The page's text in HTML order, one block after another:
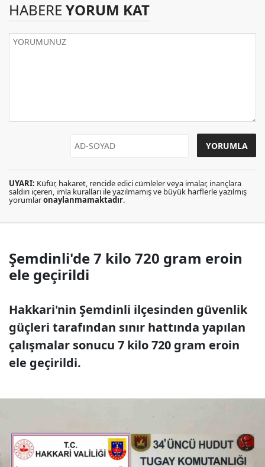
HABERE YORUM KAT
UYARI: Küfür, hakaret, rencide edici cümleler veya imalar, inançlara
saldırı içeren, imla kuralları ile yazılmamış ve büyük harflerle yazılmış
yorumlaronaylanmamaktadır.
Şemdinli'de 7 kilo 720 gram eroin
ele geçirildi
Hakkari'nin Şemdinli ilçesinden güvenlik
güçleri tarafından sınır hattında yapılan
çalışmalar sonucu 7 kilo 720 gram eroin
ele geçirildi.